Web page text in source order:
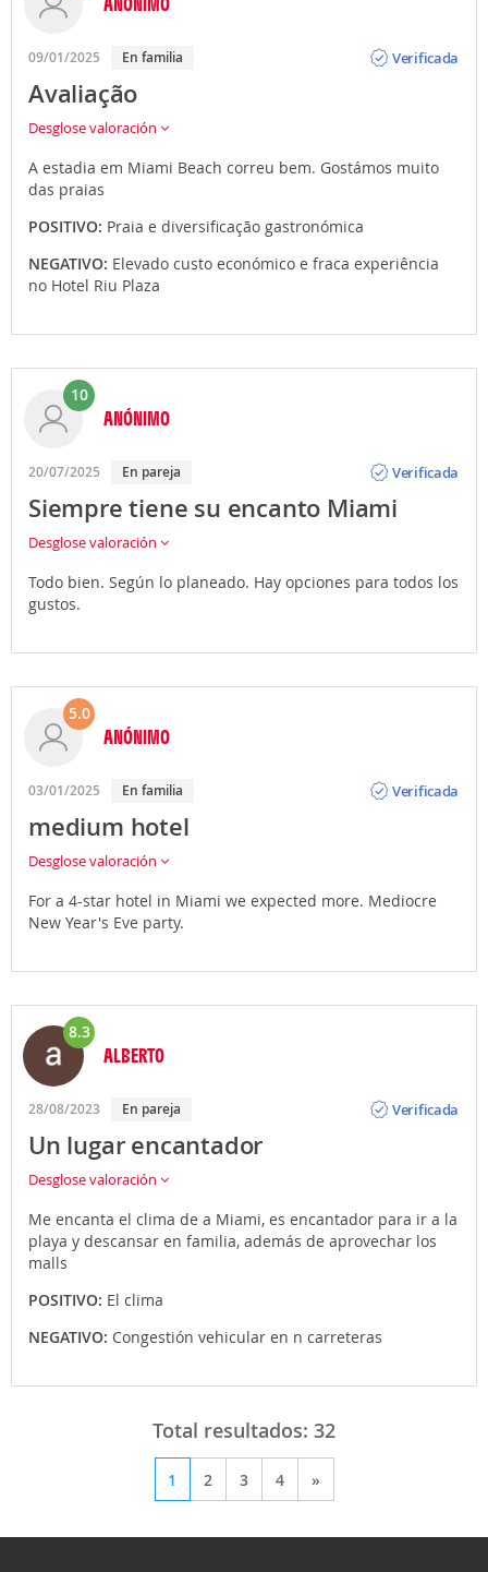
09/01/2025 En familia
Verificada
Avaliação
Desglose valoración
A estadia em Miami Beach correu bem. Gostámos muito
das praias
POSITIVO: Praia e diversificação gastronómica
NEGATIVO: Elevado custo económico e fraca experiência
no Hotel Riu Plaza
10
ANÓNIMO
20/07/2025 En pareja
Verificada
Siempre tiene su encanto Miami
Desglose valoración
Todo bien. Según lo planeado. Hay opciones para todos los
gustos.
5.0
ANÓNIMO
03/01/2025 En familia
Verificada
medium hotel
Desglose valoración
For a 4-star hotel in Miami we expected more. Mediocre
New Year's Eve party.
8.3
ALBERTO
28/08/2023 En pareja
Verificada
Un lugar encantador
Desglose valoración
Me encanta el clima de a Miami, es encantador para ir a la
playa y descansar en familia, además de aprovechar los
malls
POSITIVO: El clima
NEGATIVO: Congestión vehicular en n carreteras
Total resultados: 32
1 2 3 4 »